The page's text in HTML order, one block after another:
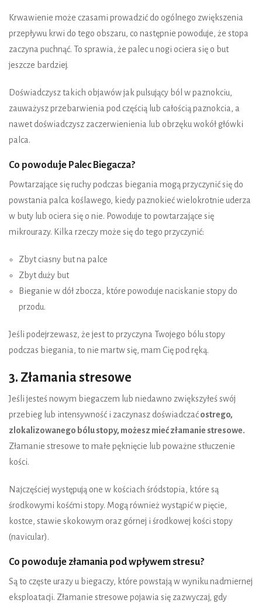
Krwawienie może czasami prowadzić do ogólnego zwiększenia
przepływu krwi do tego obszaru, co następnie powoduje, że stopa
zaczyna puchnąć. To sprawia, że palec u nogi ociera się o but
jeszcze bardziej.
Doświadczysz takich objawów jak pulsujący ból w paznokciu,
zauważysz przebarwienia pod częścią lub całością paznokcia, a
nawet doświadczysz zaczerwienienia lub obrzęku wokół główki
palca.
Co powoduje Palec Biegacza?
Powtarzające się ruchy podczas biegania mogą przyczynić się do
powstania palca koślawego, kiedy paznokieć wielokrotnie uderza
w buty lub ociera się o nie. Powoduje to powtarzające się
mikrourazy. Kilka rzeczy może się do tego przyczynić:
Zbyt ciasny but na palce
Zbyt duży but
Bieganie w dół zbocza, które powoduje naciskanie stopy do
przodu.
Jeśli podejrzewasz, że jest to przyczyna Twojego bólu stopy
podczas biegania, to nie martw się, mam Cię pod ręką.
3. Złamania stresowe
Jeśli jesteś nowym biegaczem lub niedawno zwiększyłeś swój
przebieg lub intensywność i zaczynasz doświadczaćostrego,
zlokalizowanego bólu stopy, możesz mieć złamanie stresowe.
Złamanie stresowe to małe pęknięcie lub poważne stłuczenie
kości.
Najczęściej występują one w kościach śródstopia, które są
środkowymi kośćmi stopy. Mogą również wystąpić w pięcie,
kostce, stawie skokowym oraz górnej i środkowej kości stopy
(navicular).
Co powoduje złamania pod wpływem stresu?
Są to częste urazy u biegaczy, które powstają w wyniku nadmiernej
eksploatacji. Złamanie stresowe pojawia się zazwyczaj, gdy